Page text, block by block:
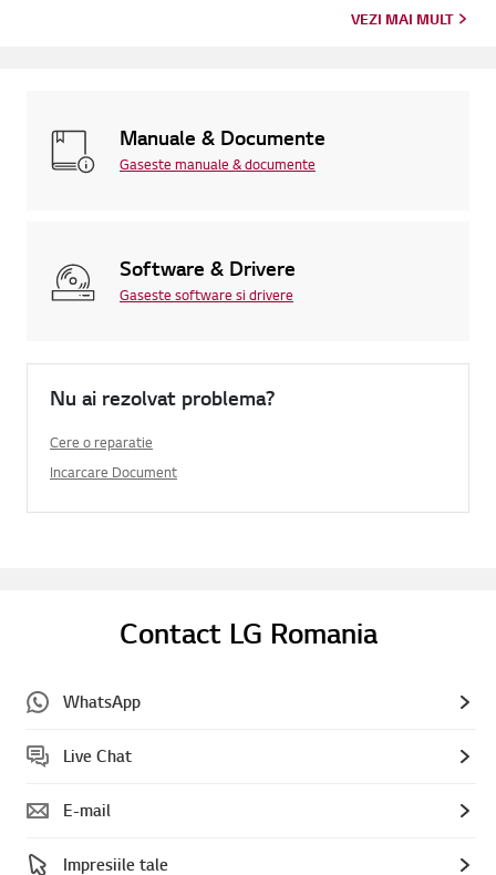
VEZI MAI MULT
Manuale & Documente
Gaseste manuale & documente
Software & Drivere
Gaseste software si drivere
Nu ai rezolvat problema?
Cere o reparatie
Incarcare Document
Contact LG Romania
WhatsApp
Live Chat
E-mail
Impresiile tale